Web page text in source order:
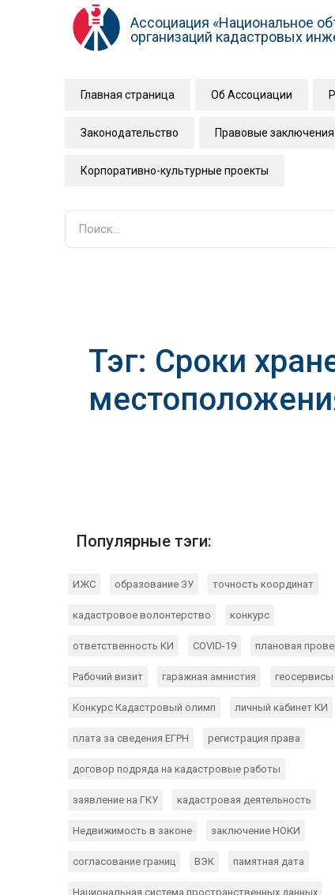
Ассоциация «Национальное
организаций кадастровых
Главная страница Об Ассоциации
Законодательство Правовые заключения
Корпоративно-культурные проекты
Тэг: Сроки
Популярные тэги:
ИЖС образование ЗУ точность координат
кадастровое волонтерство конкурс
ответственность КИ COVID-19 плановая
Рабочий визит гаражная амнистия геосервисы
Конкурс Кадастровый олимп личный кабинет КИ
плата за сведения ЕГРН регистрация права
договор подряда на кадастровые работы
заявление на ГКУ кадастровая деятельность
Недвижимость в законе заключение НОКИ
согласование границ ВЭК памятная дата
Национальная система пространственных данных